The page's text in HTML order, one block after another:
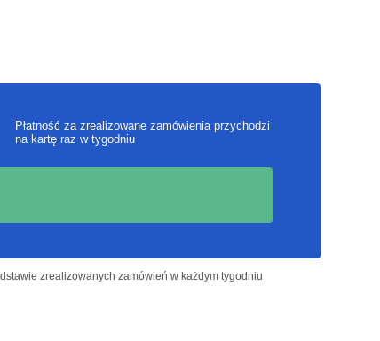
Płatność za zrealizowane zamówienia przychodzi
na kartę raz w tygodniu
zrealizowanych zamówień w każdym tygodniu